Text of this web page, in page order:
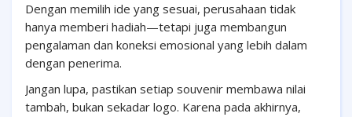
Dengan memilih ide yang sesuai, perusahaan tidak
hanya memberi hadiah—tetapi juga membangun
pengalaman dan koneksi emosional yang lebih dalam
dengan penerima.
Jangan lupa, pastikan setiap souvenir membawa nilai
tambah, bukan sekadar logo. Karena pada akhirnya,